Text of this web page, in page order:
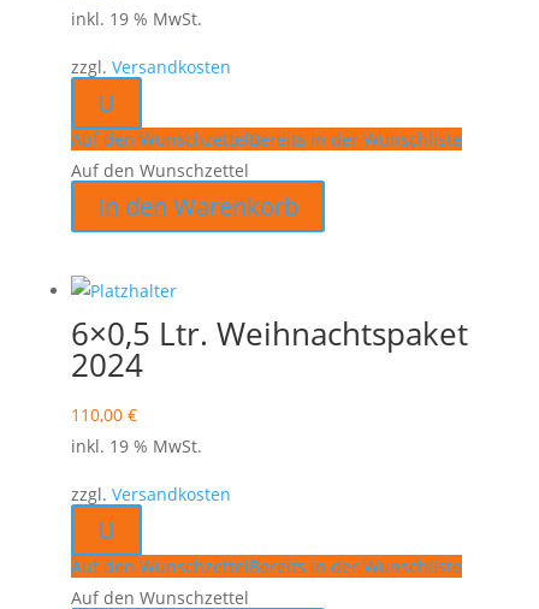
inkl. 19 % MwSt.
zzgl. Versandkosten
U
Auf den WunschzettelBereits in der Wunschliste
Auf den Wunschzettel
In den Warenkorb
6×0,5 Ltr. Weihnachtspaket
2024
110,00 €
inkl. 19 % MwSt.
zzgl. Versandkosten
U
Auf den WunschzettelBereits in der Wunschliste
Auf den Wunschzettel